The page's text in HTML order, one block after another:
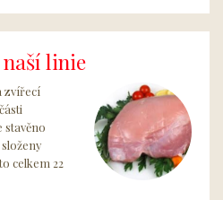
linie
zvířecí
stavěno
celkem 22